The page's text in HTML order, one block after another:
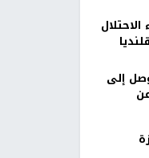
الاحتلال
إلى